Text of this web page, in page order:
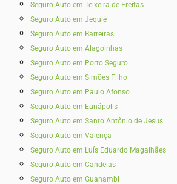
Seguro Auto em Teixeira de Freitas
Seguro Auto em Jequié
Seguro Auto em Barreiras
Seguro Auto em Alagoinhas
Seguro Auto em Porto Seguro
Seguro Auto em Simões Filho
Seguro Auto em Paulo Afonso
Seguro Auto em Eunápolis
Seguro Auto em Santo Antônio de Jesus
Seguro Auto em Valença
Seguro Auto em Luís Eduardo Magalhães
Seguro Auto em Candeias
Seguro Auto em Guanambi